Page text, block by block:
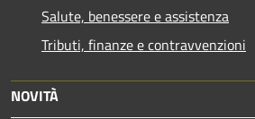
Salute, benessere e assistenza
Tributi, finanze e contravvenzioni
NOVITÀ